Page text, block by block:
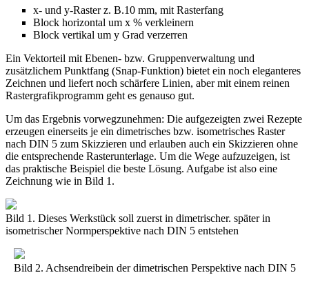
x- und y-Raster z. B.10 mm, mit Rasterfang
Block horizontal um x % verkleinern
Block vertikal um y Grad verzerren
Ein Vektorteil mit Ebenen- bzw. Gruppenverwaltung und
zusätzlichem Punktfang (Snap-Funktion) bietet ein noch eleganteres
Zeichnen und liefert noch schärfere Linien, aber mit einem reinen
Rastergrafikprogramm geht es genauso gut.
Um das Ergebnis vorwegzunehmen: Die aufgezeigten zwei Rezepte
erzeugen einerseits je ein dimetrisches bzw. isometrisches Raster
nach DIN 5 zum Skizzieren und erlauben auch ein Skizzieren ohne
die entsprechende Rasterunterlage. Um die Wege aufzuzeigen, ist
das praktische Beispiel die beste Lösung. Aufgabe ist also eine
Zeichnung wie in Bild 1.
Bild 1. Dieses Werkstück soll zuerst in dimetrischer. später in
isometrischer Normperspektive nach DIN 5 entstehen
Bild 2. Achsendreibein der dimetrischen Perspektive nach DIN 5